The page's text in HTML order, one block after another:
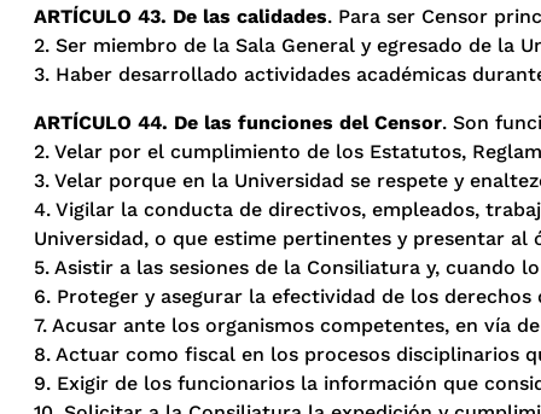
ARTÍCULO 43. De las calidades. Para ser Censor
2. Ser miembro de la Sala General y egresado de la
3. Haber desarrollado actividades académicas
ARTÍCULO 44. De las funciones del Censor. Son
2. Velar por el cumplimiento de los Estatutos,
3. Velar porque en la Universidad se respete y
4. Vigilar la conducta de directivos, empleados,
Universidad, o que estime pertinentes y presentar
5. Asistir a las sesiones de la Consiliatura y, cuando
6. Proteger y asegurar la efectividad de los
7. Acusar ante los organismos competentes, en vía
8. Actuar como fiscal en los procesos disciplinarios
9. Exigir de los funcionarios la información que